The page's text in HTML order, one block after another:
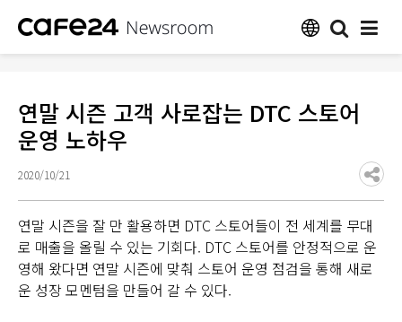
연말 시즌 고객 사로잡는 DTC 스토어
운영 노하우
2020/10/21
연말 시즌을 잘 만 활용하면 DTC 스토어들이 전 세계를 무대
로 매출을 올릴 수 있는 기회다. DTC 스토어를 안정적으로 운
영해 왔다면 연말 시즌에 맞춰 스토어 운영 점검을 통해 새로
운 성장 모멘텀을 만들어 갈 수 있다.